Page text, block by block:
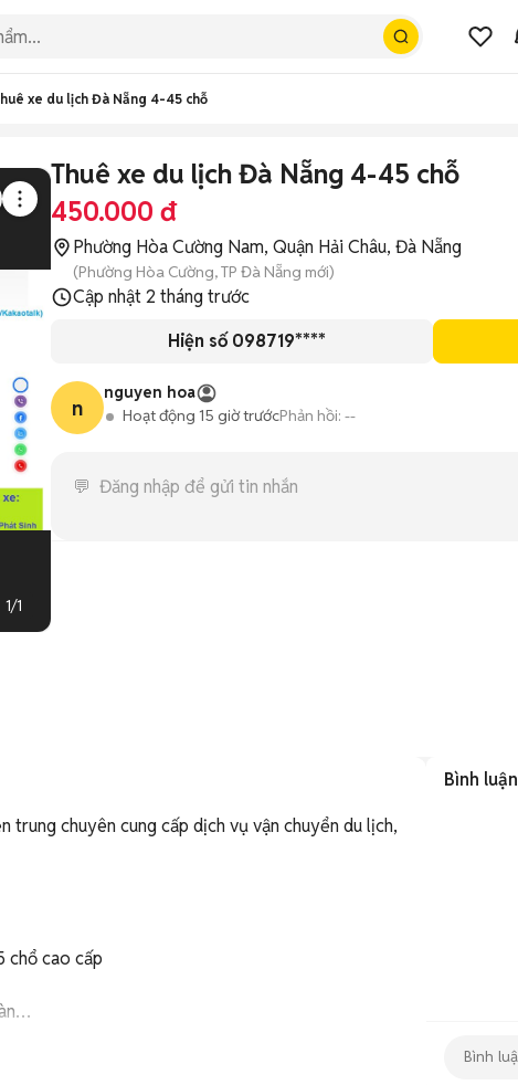
xe du lịch Đà Nẵng 4-45 chỗ
1/1
Thuê xe du lịch Đà Nẵng 4-45 chỗ
450.000 đ
Phường Hòa Cường Nam, Quận Hải Châu, Đà Nẵng
(Phường Hòa Cường, TP Đà Nẵng mới)
Cập nhật2 tháng trước
Hiện số 098719****
n
nguyen hoa
Hoạt động 15 giờ trướcPhản hồi: --
trung chuyên cung cấp dịch vụ vận chuyển du lịch,
chổ cao cấp
Bình luận